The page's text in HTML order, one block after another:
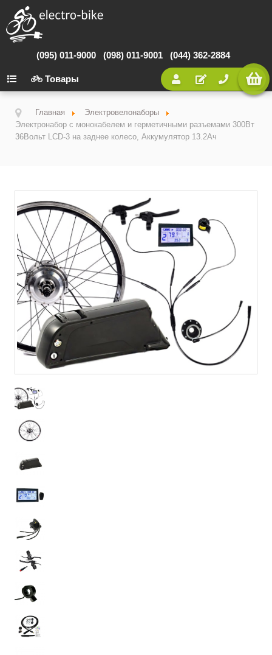
(095) 011-9000 (098) 011-9001 (044) 362-2884
Товары
Главная
Электровелонаборы
Электронабор с монокабелем и герметичными разъемами 300Вт
36Вольт LCD-3 на заднее колесо, Аккумулятор 13.2Ач